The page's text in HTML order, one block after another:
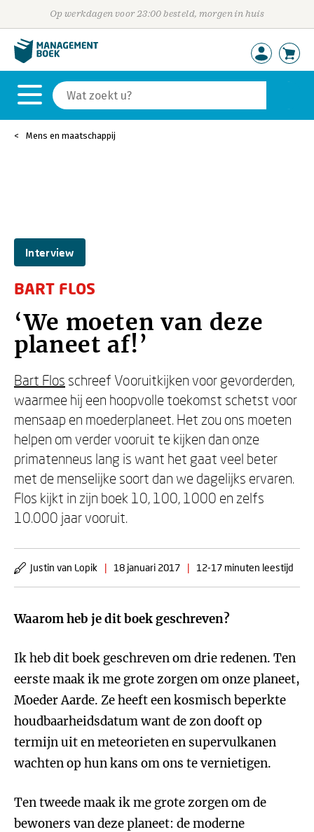
Op werkdagen voor 23:00 besteld, morgen in huis
Mens en maatschappij
Interview
BART FLOS
‘We moeten van deze
planeet af!’
Bart Flos schreef Vooruitkijken voor gevorderden,
waarmee hij een hoopvolle toekomst schetst voor
mensaap en moederplaneet. Het zou ons moeten
helpen om verder vooruit te kijken dan onze
primatenneus lang is want het gaat veel beter
met de menselijke soort dan we dagelijks ervaren.
Flos kijkt in zijn boek 10, 100, 1000 en zelfs
10.000 jaar vooruit.
Justin van Lopik | 18 januari 2017 | 12-17 minuten leestijd
Waarom heb je dit boek geschreven?
Ik heb dit boek geschreven om drie redenen. Ten
eerste maak ik me grote zorgen om onze planeet,
Moeder Aarde. Ze heeft een kosmisch beperkte
houdbaarheidsdatum want de zon dooft op
termijn uit en meteorieten en supervulkanen
wachten op hun kans om ons te vernietigen.
Ten tweede maak ik me grote zorgen om de
bewoners van deze planeet: de moderne